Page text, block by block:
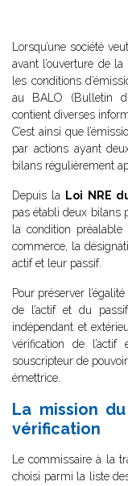
Lorsqu’une société
avant l’ouverture de
les conditions
au BALO (Bulletin
contient diverses
C’est ainsi que
par actions ayant
bilans régulièrement
Depuis la Loi NRE
pas établi deux bilans
la condition
commerce, la
actif et leur passif.
Pour préserver
de l’actif et du
indépendant et
vérification de
souscripteur de
émettrice.
La mission
vérification
Le commissaire à la
choisi parmi la liste